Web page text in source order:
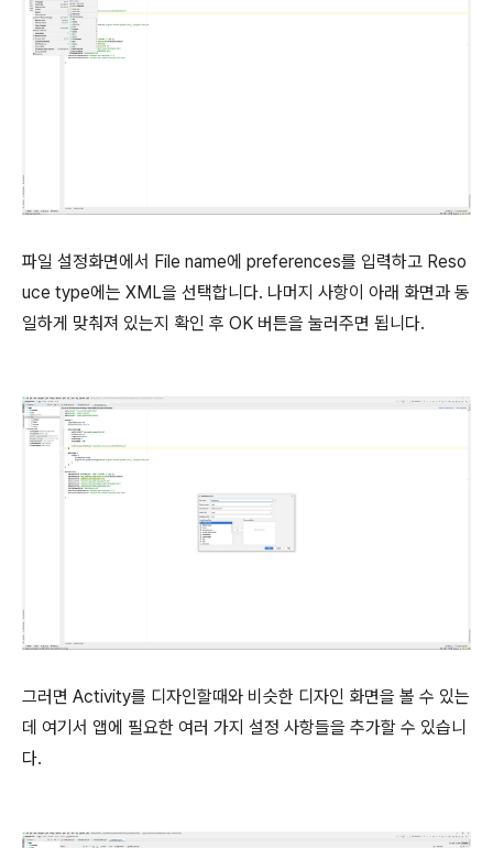
파일 설정화면에서 File name에 preferences를 입력하고 Reso
uce type에는 XML을 선택합니다. 나머지 사항이 아래 화면과 동
일하게 맞춰져 있는지 확인 후 OK 버튼을 눌러주면 됩니다.
그러면 Activity를 디자인할때와 비슷한 디자인 화면을 볼 수 있는
데 여기서 앱에 필요한 여러 가지 설정 사항들을 추가할 수 있습니
다.